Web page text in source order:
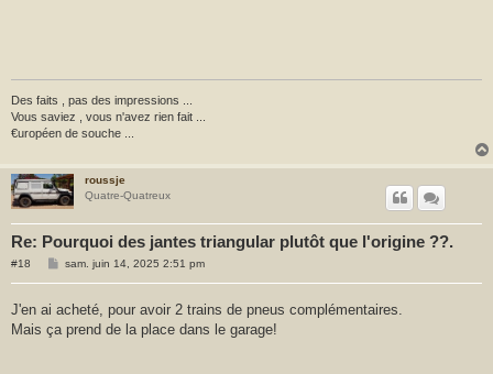
Des faits , pas des impressions ...
Vous saviez , vous n'avez rien fait ...
€uropéen de souche ...
roussje
Quatre-Quatreux
Re: Pourquoi des jantes triangular plutôt que l'origine ??.
#18
M
a
g
sam. juin 14, 2025 2:51 pm
J'en ai acheté, pour avoir 2 trains de pneus complémentaires.
Mais ça prend de la place dans le garage!